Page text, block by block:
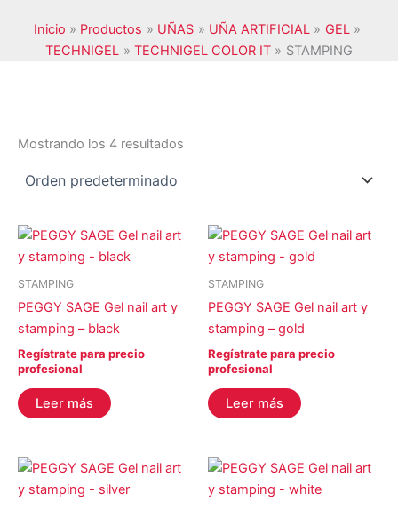
Inicio Productos UÑAS UÑA ARTIFICIAL
GEL
TECHNIGEL
TECHNIGEL COLOR IT STAMPING
KRYOLAN(0)
MAXYMOVA
NOYLES
PEGGY SAGE(4)
STALEKS
YOSHI
COLOR del producto
EFECTO del producto
Mostrando los 4 resultados
STAMPING
PEGGY SAGE Gel nail art y
stamping – black
Regístrate para precio
profesional
Leer más
STAMPING
PEGGY SAGE Gel nail art y
stamping – gold
Regístrate para precio
profesional
Leer más